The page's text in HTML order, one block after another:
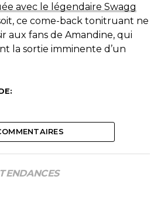
avec le légendaire Swagg
ce come-back tonitruant ne
aux fans de Amandine, qui
la sortie imminente d’un
TENDANCES